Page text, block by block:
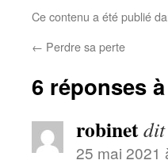
Ce contenu a été publié
← Perdre sa perte
6 réponses à
robinet
25 mai 2021